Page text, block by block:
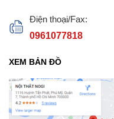
Điện thoại/Fax:
0961077818
XEM BẢN ĐỒ